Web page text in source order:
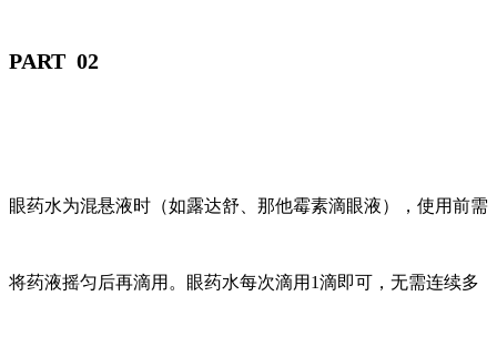
PART 02
眼药水为混悬液时（如露达舒、那他霉素滴眼液），使用前需
将药液摇匀后再滴用。眼药水每次滴用1滴即可，无需连续多